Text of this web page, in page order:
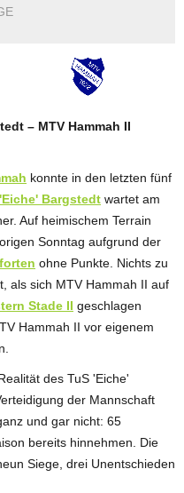
– MTV Hammah II
konnte in den letzten fünf
Bargstedt wartet am
Auf heimischem Terrain
Sonntag aufgrund der
ohne Punkte. Nichts zu
als sich MTV Hammah II auf
Stade II geschlagen
Hammah II vor eigenem
des TuS 'Eiche'
der Mannschaft
und gar nicht: 65
bereits hinnehmen. Die
Siege, drei Unentschieden